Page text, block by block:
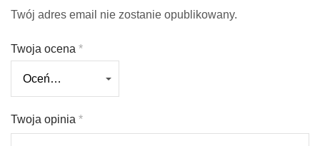
Twój adres email nie zostanie opublikowany.
Twoja ocena *
Twoja opinia *